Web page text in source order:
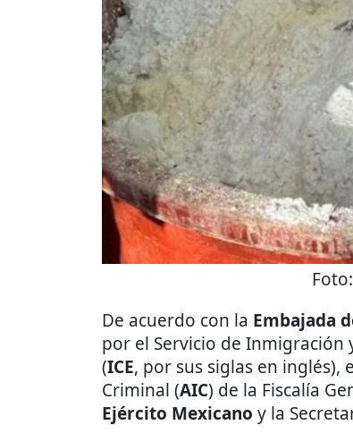
Foto:
De acuerdo con la Embajada
por el Servicio de Inmigración
(ICE, por sus siglas en inglés),
Criminal (AIC) de la Fiscalía
Ejército Mexicano y la